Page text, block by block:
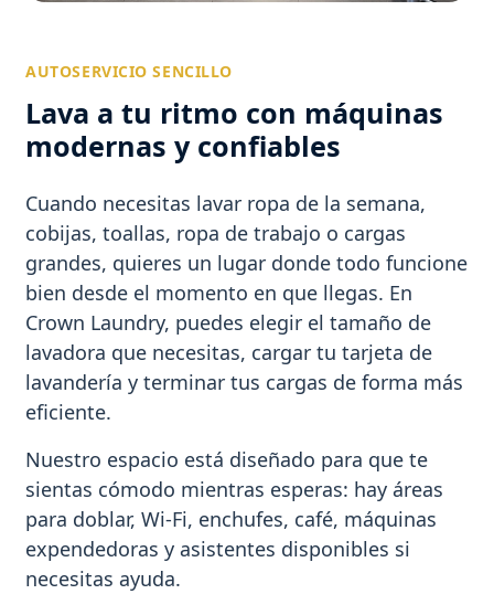
AUTOSERVICIO SENCILLO
Lava a tu ritmo con máquinas
modernas y confiables
Cuando necesitas lavar ropa de la semana,
cobijas, toallas, ropa de trabajo o cargas
grandes, quieres un lugar donde todo funcione
bien desde el momento en que llegas. En
Crown Laundry, puedes elegir el tamaño de
lavadora que necesitas, cargar tu tarjeta de
lavandería y terminar tus cargas de forma más
eficiente.
Nuestro espacio está diseñado para que te
sientas cómodo mientras esperas: hay áreas
para doblar, Wi-Fi, enchufes, café, máquinas
expendedoras y asistentes disponibles si
necesitas ayuda.